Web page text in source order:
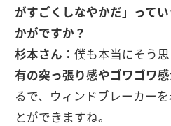
がすごくしなやかだ」って
かがですか？
杉本さん： 僕も本当にそう思
有の突っ張り感やゴワゴワ
るで、ウィンドブレーカー
とができますね。